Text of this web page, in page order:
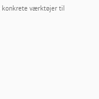
konkrete værktøjer til